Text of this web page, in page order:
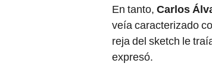
En tanto, Carlos
veía caracterizado
reja del sketch le
expresó.